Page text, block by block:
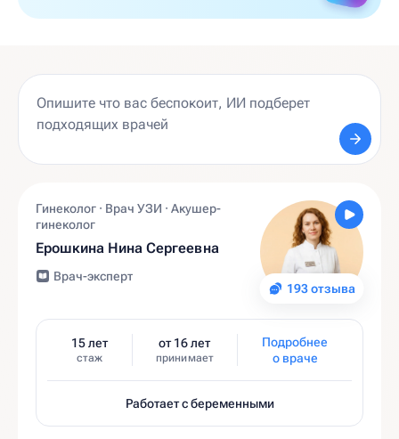
193 отзыва
Гинеколог · Врач УЗИ · Акушер-
гинеколог
Ерошкина Нина Сергеевна
Врач-эксперт
15 лет
стаж
от 16 лет
принимает
Подробнее
о враче
Работает с беременными